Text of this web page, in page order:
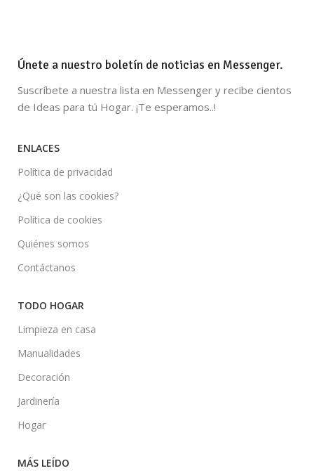
Únete a nuestro boletín de noticias en Messenger.
Suscríbete a nuestra lista en Messenger y recibe cientos
de Ideas para tú Hogar. ¡Te esperamos..!
ENLACES
Política de privacidad
¿Qué son las cookies?
Política de cookies
Quiénes somos
Contáctanos
TODO HOGAR
Limpieza en casa
Manualidades
Decoración
Jardinería
Hogar
MÁS LEÍDO